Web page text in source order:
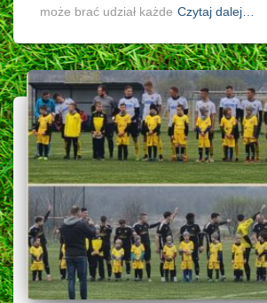
może brać udział każde Czytaj dalej…